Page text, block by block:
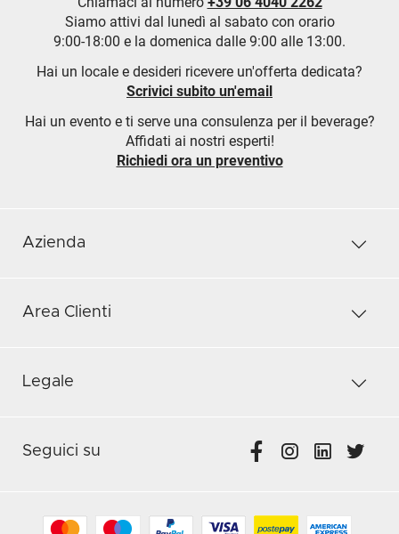
Siamo attivi dal lunedì al sabato con orario
9:00-18:00 e la domenica dalle 9:00 alle 13:00.
Hai un locale e desideri ricevere un'offerta dedicata?
Scrivici subito un'email
Hai un evento e ti serve una consulenza per il beverage?
Affidati ai nostri esperti!
Richiedi ora un preventivo
Azienda
Area Clienti
Legale
Seguici su